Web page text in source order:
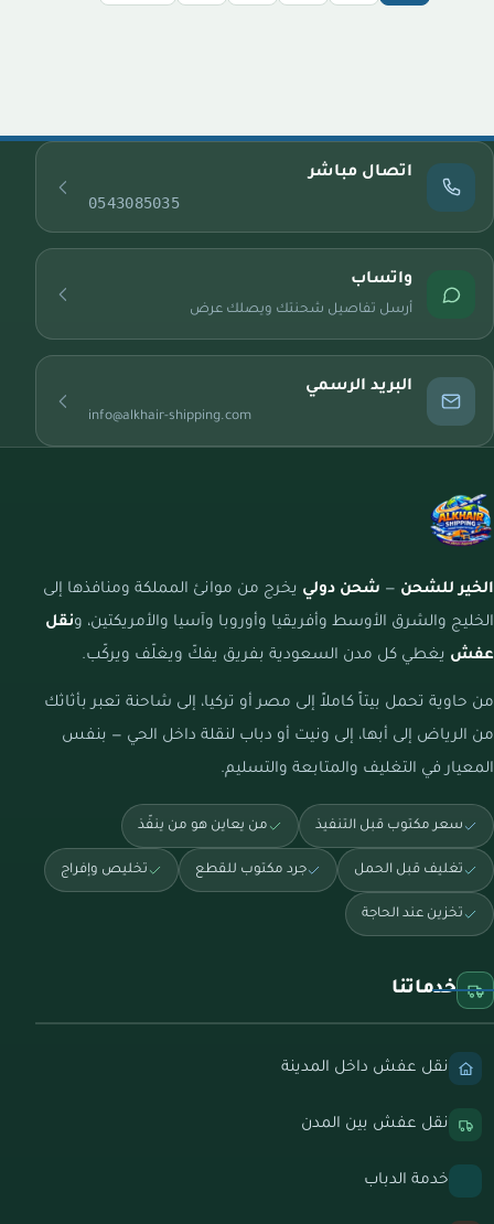
اتصال مباشر
0543085035
واتساب
أرسل تفاصيل شحنتك ويصلك عرض
البريد الرسمي
info@alkhair-shipping.com
الخير للشحن — شحن دولي يخرج من موانئ المملكة ومنافذها إلى
الخليج والشرق الأوسط وأفريقيا وأوروبا وآسيا والأمريكتين، ونقل
عفش يغطي كل مدن السعودية بفريق يفكّ ويغلّف ويركّب.
من حاوية تحمل بيتاً كاملاً إلى مصر أو تركيا، إلى شاحنة تعبر بأثاثك
من الرياض إلى أبها، إلى ونيت أو دباب لنقلة داخل الحي — بنفس
المعيار في التغليف والمتابعة والتسليم.
سعر مكتوب قبل التنفيذ من يعاين هو من ينفّذ
تغليف قبل الحمل جرد مكتوب للقطع تخليص وإفراج
تخزين عند الحاجة
خدماتنا
نقل عفش داخل المدينة
نقل عفش بين المدن
خدمة الدباب